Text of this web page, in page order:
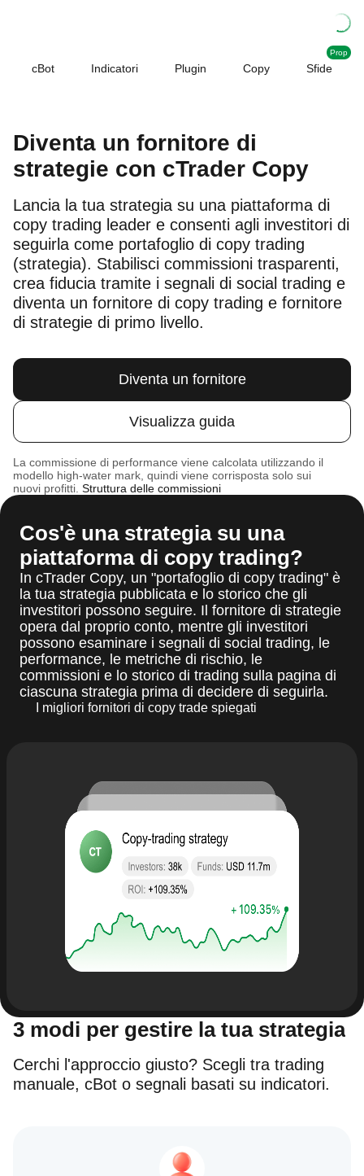
cBot Indicatori Plugin Copy Sfide
Prop
Diventa un fornitore di
strategie con cTrader Copy
Lancia la tua strategia su una piattaforma di
copy trading leader e consenti agli investitori di
seguirla come portafoglio di copy trading
(strategia). Stabilisci commissioni trasparenti,
crea fiducia tramite i segnali di social trading e
diventa un fornitore di copy trading e fornitore
di strategie di primo livello.
Diventa un fornitore
Visualizza guida
La commissione di performance viene calcolata utilizzando il
modello high-water mark, quindi viene corrisposta solo sui
nuovi profitti. Struttura delle commissioni
Cos'è una strategia su una
piattaforma di copy trading?
In cTrader Copy, un "portafoglio di copy trading" è
la tua strategia pubblicata e lo storico che gli
investitori possono seguire. Il fornitore di strategie
opera dal proprio conto, mentre gli investitori
possono esaminare i segnali di social trading, le
performance, le metriche di rischio, le
commissioni e lo storico di trading sulla pagina di
ciascuna strategia prima di decidere di seguirla.
I migliori fornitori di copy trade spiegati
3 modi per gestire la tua strategia
Cerchi l'approccio giusto? Scegli tra trading
manuale, cBot o segnali basati su indicatori.